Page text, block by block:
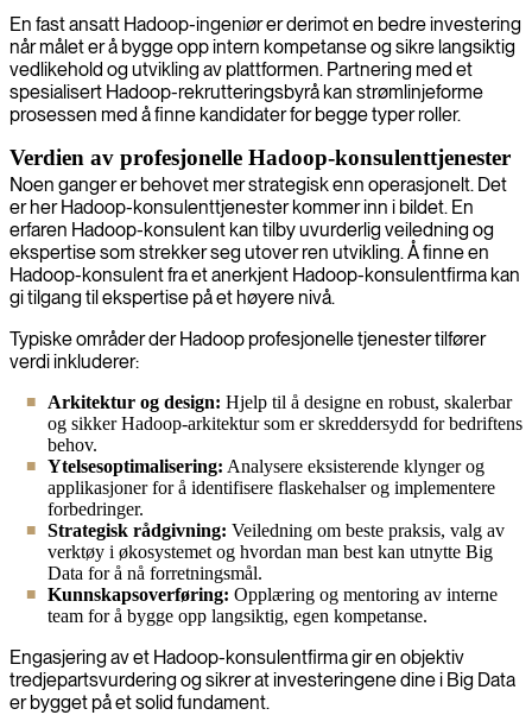
En fast ansatt Hadoop-ingeniør er derimot en bedre investering
når målet er å bygge opp intern kompetanse og sikre langsiktig
vedlikehold og utvikling av plattformen. Partnering med et
spesialisert Hadoop-rekrutteringsbyrå kan strømlinjeforme
prosessen med å finne kandidater for begge typer roller.
Verdien av profesjonelle Hadoop-konsulenttjenester
Noen ganger er behovet mer strategisk enn operasjonelt. Det
er her Hadoop-konsulenttjenester kommer inn i bildet. En
erfaren Hadoop-konsulent kan tilby uvurderlig veiledning og
ekspertise som strekker seg utover ren utvikling. Å finne en
Hadoop-konsulent fra et anerkjent Hadoop-konsulentfirma kan
gi tilgang til ekspertise på et høyere nivå.
Typiske områder der Hadoop profesjonelle tjenester tilfører
verdi inkluderer:
Arkitektur og design: Hjelp til å designe en robust, skalerbar
og sikker Hadoop-arkitektur som er skreddersydd for bedriftens
behov.
Ytelsesoptimalisering: Analysere eksisterende klynger og
applikasjoner for å identifisere flaskehalser og implementere
forbedringer.
Strategisk rådgivning: Veiledning om beste praksis, valg av
verktøy i økosystemet og hvordan man best kan utnytte Big
Data for å nå forretningsmål.
Kunnskapsoverføring: Opplæring og mentoring av interne
team for å bygge opp langsiktig, egen kompetanse.
Engasjering av et Hadoop-konsulentfirma gir en objektiv
tredjepartsvurdering og sikrer at investeringene dine i Big Data
er bygget på et solid fundament.